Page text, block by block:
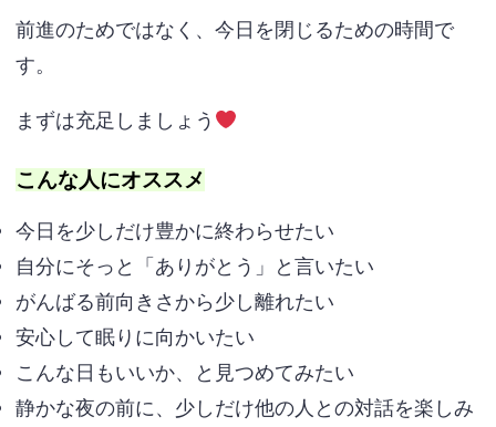
前進のためではなく、今日を閉じるための時間で
す。
まずは充足しましょう
こんな人にオススメ
今日を少しだけ豊かに終わらせたい
自分にそっと「ありがとう」と言いたい
がんばる前向きさから少し離れたい
安心して眠りに向かいたい
こんな日もいいか、と見つめてみたい
静かな夜の前に、少しだけ他の人との対話を楽しみ